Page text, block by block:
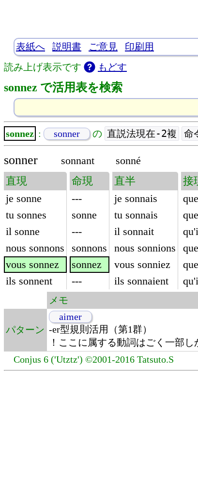
表紙へ 説明書 ご意見
印刷用
読み上げ表示です
もどす
sonnez で活用表を検索
sonnez : sonner の 直説法現在-2複 命
sonner sonnant
sonné
直現
je sonne
tu sonnes
il sonne
nous sonnons
vous sonnez
ils sonnent
命現
---
sonne
---
sonnons
sonnez
---
直半
je sonnais
tu sonnais
il sonnait
nous sonnions
vous sonniez
ils sonnaient
接
メモ
パターン
aimer
-er型規則活用（第1群）
！ここに属する動詞はごく一部
Conjus 6 ('Utztz') ©2001-2016 Tatsuto.S